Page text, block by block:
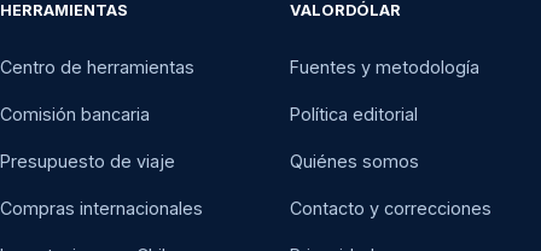
HERRAMIENTAS
Centro de herramientas
Comisión bancaria
Presupuesto de viaje
Compras internacionales
VALORDÓLAR
Fuentes y metodología
Política editorial
Quiénes somos
Contacto y correcciones